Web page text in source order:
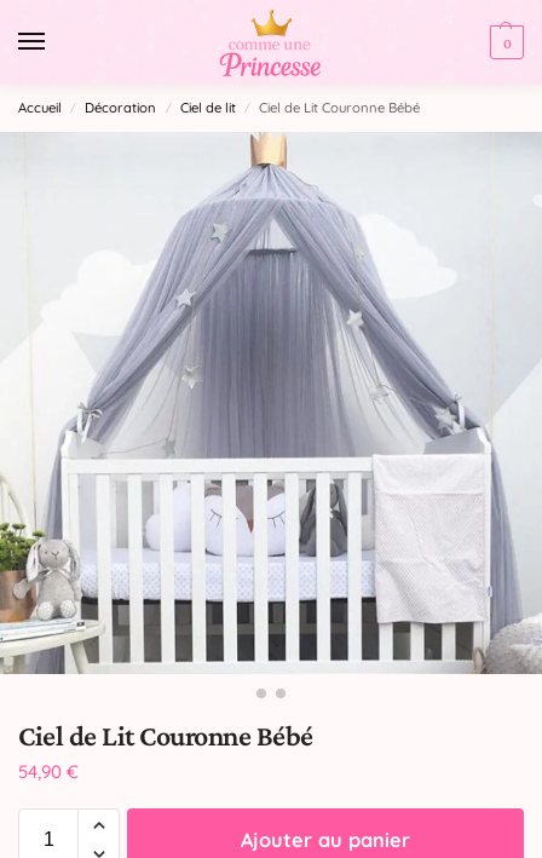
0
Accueil / Décoration / Ciel de lit / Ciel de Lit Couronne Bébé
Ciel de Lit Couronne Bébé
54,90 €
Ajouter au panier